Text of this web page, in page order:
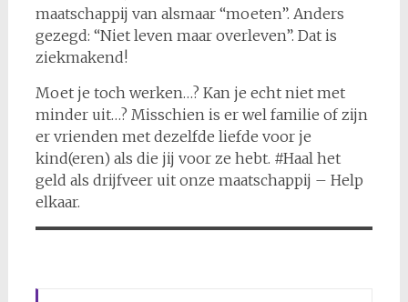
maatschappij van alsmaar “moeten”. Anders
gezegd: “Niet leven maar overleven”. Dat is
ziekmakend!
Moet je toch werken…? Kan je echt niet met
minder uit…? Misschien is er wel familie of zijn
er vrienden met dezelfde liefde voor je
kind(eren) als die jij voor ze hebt. #Haal het
geld als drijfveer uit onze maatschappij – Help
elkaar.